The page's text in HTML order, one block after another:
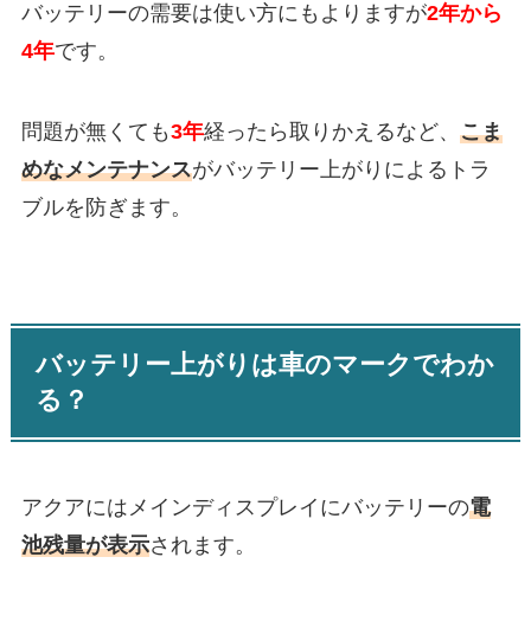
バッテリーの需要は使い方にもよりますが2年から
4年です。
問題が無くても3年経ったら取りかえるなど、 こま
めなメンテナンスがバッテリー上がりによるトラ
ブルを防ぎます。
バッテリー上がりは車のマークでわか
る？
アクアにはメインディスプレイにバッテリーの電
池残量が表示されます。